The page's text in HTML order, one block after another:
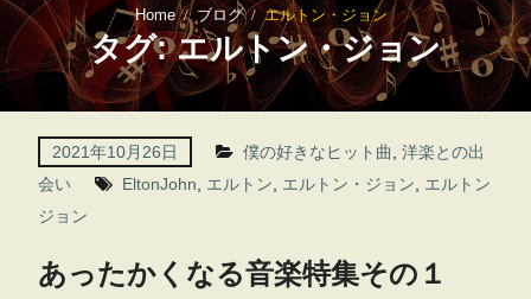
Home ブログ エルトン・ジョン
タグ: エルトン・ジョン
2021年10月26日 僕の好きなヒット曲
洋楽との出
会い
EltonJohn エルトン エルトン・ジョン
エルトン
ジョン
あったかくなる音楽特集その１